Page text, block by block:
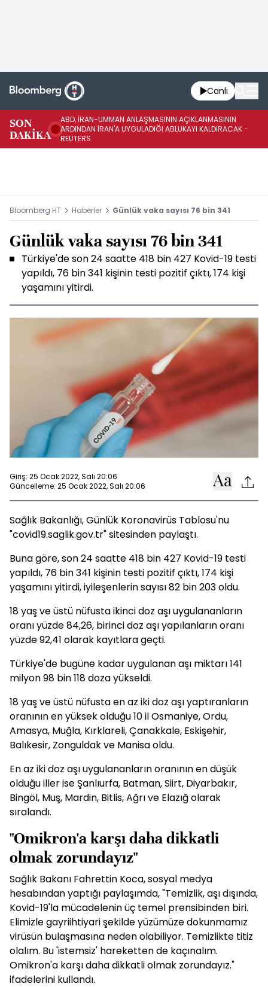
Canlı
SON
DAKİKA
ABD, İRAN-UMMAN ANLAŞMASININ AÇIKLANMASININ
ARDINDAN İRAN'A UYGULADIĞI ABLUKAYI KALDIRACAK -
REUTERS
Bloomberg HT Haberler Günlük vaka sayısı 76 bin 341
Günlük vaka sayısı 76 bin 341
Türkiye'de son 24 saatte 418 bin 427 Kovid-19 testi
yapıldı, 76 bin 341 kişinin testi pozitif çıktı, 174 kişi
yaşamını yitirdi.
Giriş: 25 Ocak 2022, Salı 20:06
Güncelleme: 25 Ocak 2022, Salı 20:06
Sağlık Bakanlığı, Günlük Koronavirüs Tablosu'nu
"covid19.saglik.gov.tr" sitesinden paylaştı.
Buna göre, son 24 saatte 418 bin 427 Kovid-19 testi
yapıldı, 76 bin 341 kişinin testi pozitif çıktı, 174 kişi
yaşamını yitirdi, iyileşenlerin sayısı 82 bin 203 oldu.
18 yaş ve üstü nüfusta ikinci doz aşı uygulananların
oranı yüzde 84,26, birinci doz aşı yapılanların oranı
yüzde 92,41 olarak kayıtlara geçti.
Türkiye'de bugüne kadar uygulanan aşı miktarı 141
milyon 98 bin 118 doza yükseldi.
18 yaş ve üstü nüfusta en az iki doz aşı yaptıranların
oranının en yüksek olduğu 10 il Osmaniye, Ordu,
Amasya, Muğla, Kırklareli, Çanakkale, Eskişehir,
Balıkesir, Zonguldak ve Manisa oldu.
En az iki doz aşı uygulananların oranının en düşük
olduğu iller ise Şanlıurfa, Batman, Siirt, Diyarbakır,
Bingöl, Muş, Mardin, Bitlis, Ağrı ve Elazığ olarak
sıralandı.
"Omikron'a karşı daha dikkatli
olmak zorundayız"
Sağlık Bakanı Fahrettin Koca, sosyal medya
hesabından yaptığı paylaşımda, "Temizlik, aşı dışında,
Kovid-19'la mücadelenin üç temel prensibinden biri.
Elimizle gayriihtiyari şekilde yüzümüze dokunmamız
virüsün bulaşmasına neden olabiliyor. Temizlikte titiz
olalım. Bu 'istemsiz' hareketten de kaçınalım.
Omikron'a karşı daha dikkatli olmak zorundayız."
ifadelerini kullandı.